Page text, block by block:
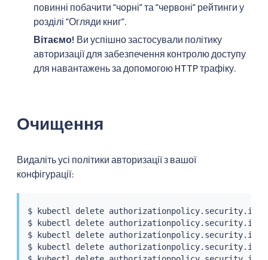
повинні побачити “чорні” та “червоні” рейтинги у
розділі “Огляди книг”.
Вітаємо! Ви успішно застосували політику
авторизації для забезпечення контролю доступу
для навантажень за допомогою HTTP трафіку.
Очищення
Видаліть усі політики авторизації з вашої
конфігурації:
$ kubectl delete
$
kubectl delete
$
kubectl delete
$
kubectl delete